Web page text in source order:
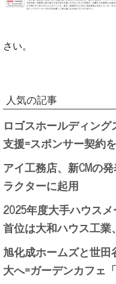
さい。
人気の記事
ロゴスホールディン
支援=スポンサー契約
アイ工務店、新CMの
ラクターに起用
2025年度大手ハウス
首位は大和ハウス工
旭化成ホームズと世
大へ=ガーデンカフェ